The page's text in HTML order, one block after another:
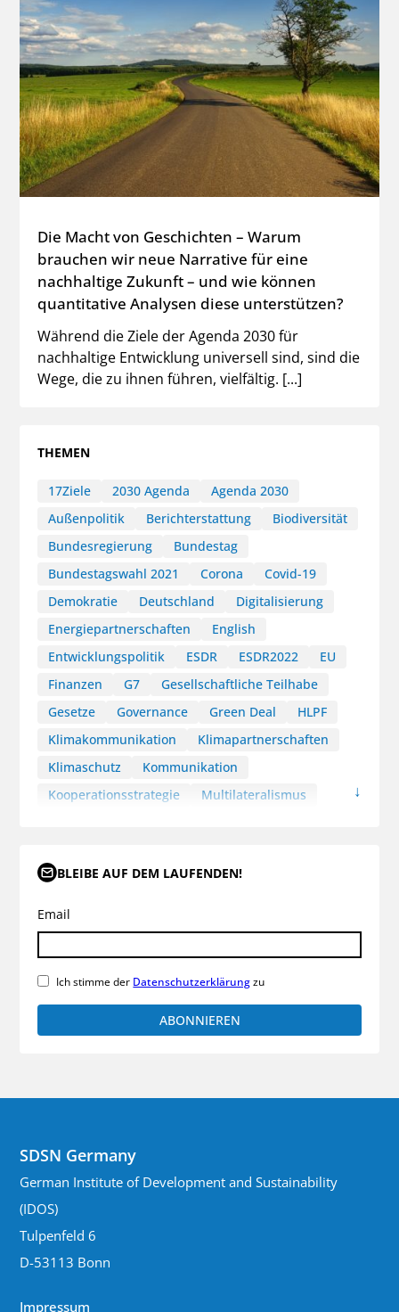
Die Macht von Geschichten – Warum
brauchen wir neue Narrative für eine
nachhaltige Zukunft – und wie können
quantitative Analysen diese unterstützen?
Während die Ziele der Agenda 2030 für
nachhaltige Entwicklung universell sind, sind die
Wege, die zu ihnen führen, vielfältig. [...]
THEMEN
17Ziele 2030 Agenda
Agenda 2030
Außenpolitik
Berichterstattung
Biodiversität
Bundesregierung
Bundestag
Bundestagswahl 2021
Corona
Covid-19
Demokratie
Deutschland
Digitalisierung
Energiepartnerschaften
English
Entwicklungspolitik
ESDR ESDR2022
EU
Finanzen
G7
Gesellschaftliche Teilhabe
Gesetze
Governance Green Deal
HLPF
Klimakommunikation
Klimapartnerschaften
Klimaschutz
Kommunikation
Kooperationsstrategie
Multilateralismus
Nachhaltigkeitspolitik
Nachhaltigkeitsstrategie
Narrativ
Naturschutz
Pariser Klimaabkommen
Rechtspopulismus
Regierungshandeln
SDG Summit
SDGs SDR
SDR2023
Suffizienz
Transformation
Umweltschutz
UN SDSN
BLEIBE AUF DEM LAUFENDEN!
Email
Ich stimme der Datenschutzerklärungzu
SDSN Germany
German Institute of Development and Sustainability
(IDOS)
Tulpenfeld 6
D-53113 Bonn
Impressum